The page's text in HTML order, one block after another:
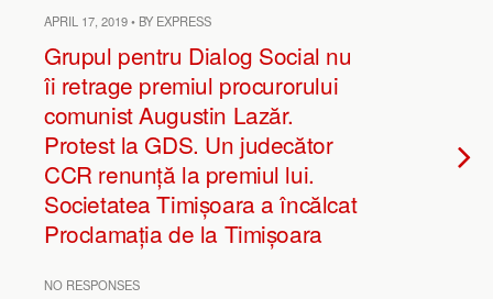
APRIL 17, 2019 • BY EXPRESS
Grupul pentru Dialog Social nu
îi retrage premiul procurorului
comunist Augustin Lazăr.
Protest la GDS. Un judecător
CCR renunță la premiul lui.
Societatea Timișoara a încălcat
Proclamația de la Timișoara
NO RESPONSES